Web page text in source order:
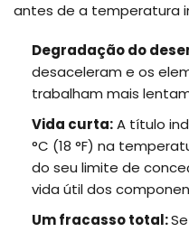
antes de a temperatura
Degradação do
desaceleram e os
trabalham mais
Vida curta:A título
°C (18 °F) na
do seu limite de
vida útil dos
Um fracasso total: